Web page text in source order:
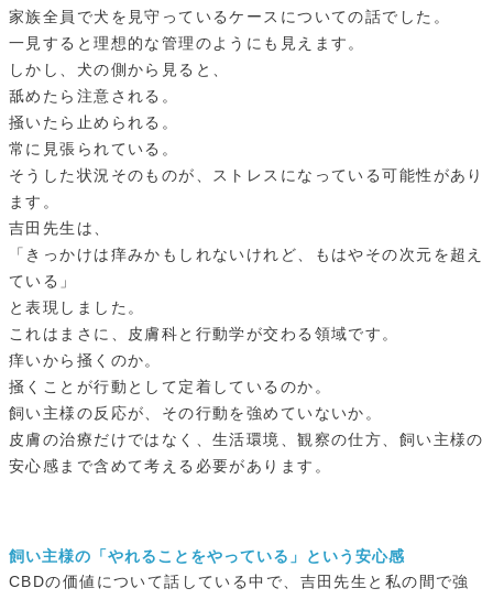
家族全員で犬を見守っているケースについての話でした。
一見すると理想的な管理のようにも見えます。
しかし、犬の側から見ると、
舐めたら注意される。
掻いたら止められる。
常に見張られている。
そうした状況そのものが、ストレスになっている可能性があり
ます。
吉田先生は、
「きっかけは痒みかもしれないけれど、もはやその次元を超え
ている」
と表現しました。
これはまさに、皮膚科と行動学が交わる領域です。
痒いから掻くのか。
掻くことが行動として定着しているのか。
飼い主様の反応が、その行動を強めていないか。
皮膚の治療だけではなく、生活環境、観察の仕方、飼い主様の
安心感まで含めて考える必要があります。
飼い主様の「やれることをやっている」という安心感
CBDの価値について話している中で、吉田先生と私の間で強